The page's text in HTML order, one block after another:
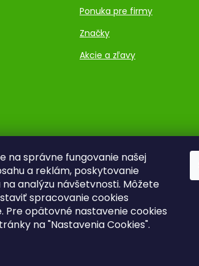
na správne fungovanie našej
a reklám, poskytovanie
analýzu návšetvnosti. Môžete
spracovanie cookies
Pre opätovné nastavenie cookies
na "Nastavenia Cookies".
Ponuka pre firmy
Značky
Akcie a zľavy
cookies